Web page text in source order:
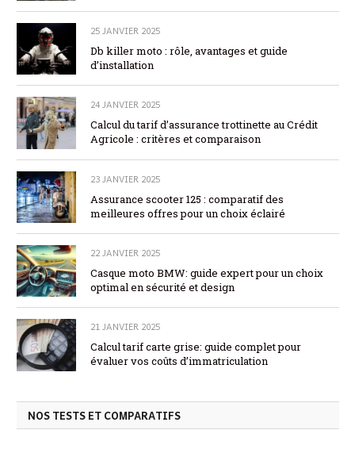
25 JANVIER 2025
Db killer moto : rôle, avantages et guide
d’installation
24 JANVIER 2025
Calcul du tarif d’assurance trottinette au Crédit
Agricole : critères et comparaison
23 JANVIER 2025
Assurance scooter 125 : comparatif des
meilleures offres pour un choix éclairé
22 JANVIER 2025
Casque moto BMW: guide expert pour un choix
optimal en sécurité et design
21 JANVIER 2025
Calcul tarif carte grise: guide complet pour
évaluer vos coûts d’immatriculation
NOS TESTS ET COMPARATIFS